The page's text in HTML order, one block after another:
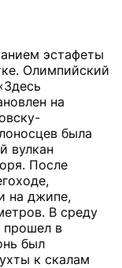
эстафеты
Олимпийский
на
была
вулкан
После
на джипе,
В среду
прошел в
был
к скалам